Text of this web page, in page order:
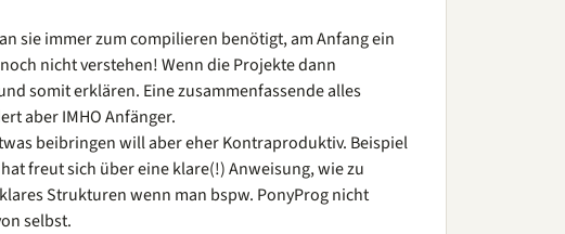
sie immer zum compilieren benötigt, am Anfang ein
nicht verstehen! Wenn die Projekte dann
somit erklären. Eine zusammenfassende alles
aber IMHO Anfänger.
beibringen will aber eher Kontraproduktiv. Beispiel
freut sich über eine klare(!) Anweisung, wie zu
Strukturen wenn man bspw. PonyProg nicht
selbst.